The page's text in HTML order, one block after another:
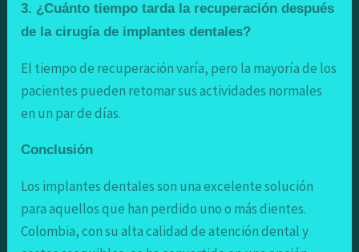
3. ¿Cuánto tiempo tarda la recuperación después
de la cirugía de implantes dentales?
El tiempo de recuperación varía, pero la mayoría de los
pacientes pueden retomar sus actividades normales
en un par de días.
Conclusión
Los implantes dentales son una excelente solución
para aquellos que han perdido uno o más dientes.
Colombia, con su alta calidad de atención dental y